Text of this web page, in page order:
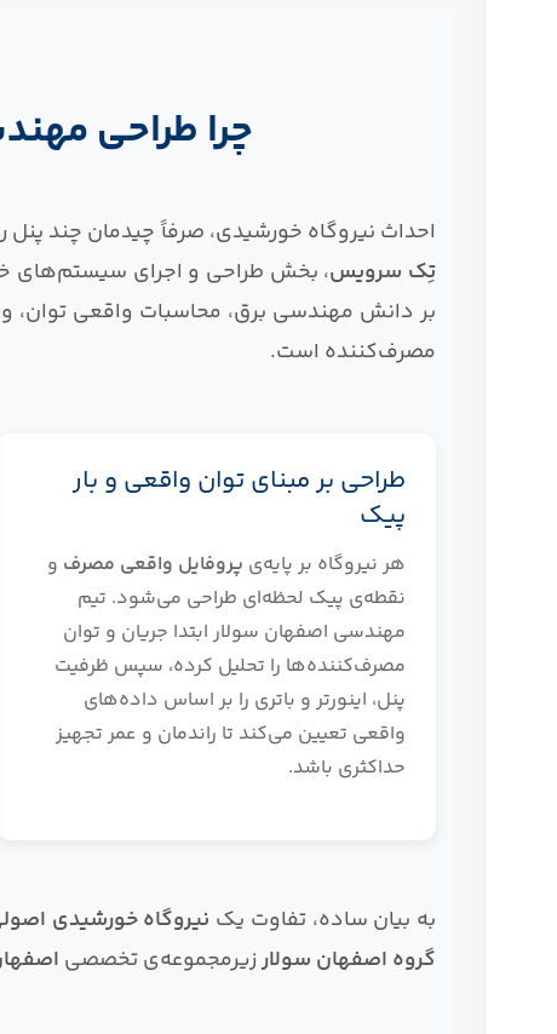
چرا طراحی
احداث نیروگاه خورشیدی، صرفاً چیدمان چند
تِک سرویس، بخش طراحی و اجرای سیستم‌های
مصرف‌کننده است.
طراحی بر مبنای توان واقعی و بار
پیک
هر نیروگاه بر پایه‌ی پروفایل واقعی مصرف و
نقطه‌ی پیک لحظه‌ای طراحی می‌شود. تیم
مهندسی اصفهان سولار ابتدا جریان و توان
مصرف‌کننده‌ها را تحلیل کرده، سپس ظرفیت
پنل، اینورتر و باتری را بر اساس داده‌های
واقعی تعیین می‌کند تا راندمان و عمر تجهیز
حداکثری باشد.
به بیان ساده، تفاوت یک نیروگاه خورشیدی
گروه اصفهان سولارزیرمجموعه‌ی تخصصی